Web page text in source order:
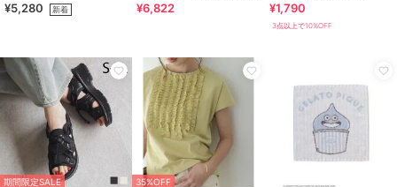
¥5,280 新着
き タンキニ
¥6,822 ¥1,790
3点以上で10%OFF
期間限定SALE 35%OFF